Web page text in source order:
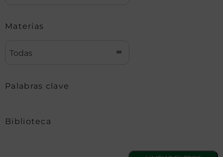
Materias
Todas
Palabras clave
Biblioteca